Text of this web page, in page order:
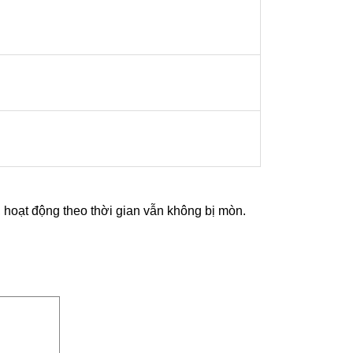
động theo thời gian vẫn không bị mòn.